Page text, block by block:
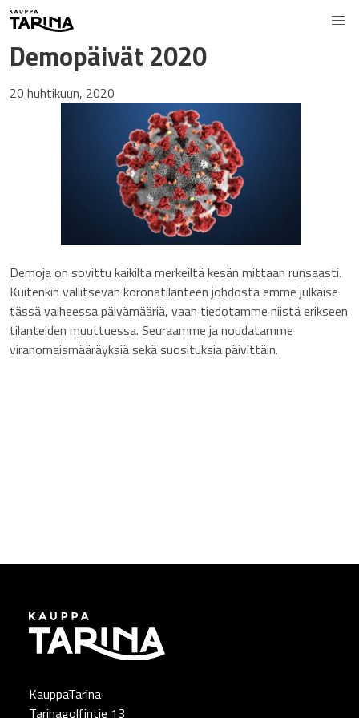
Demopäivät 2020
20 huhtikuun, 2020
Demoja on sovittu kaikilta merkeiltä kesän mittaan runsaasti.
Kuitenkin vallitsevan koronatilanteen johdosta emme julkaise
tässä vaiheessa päivämääriä, vaan tiedotamme niistä erikseen
tilanteiden muuttuessa. Seuraamme ja noudatamme
viranomaismääräyksiä sekä suosituksia päivittäin.
KauppaTarina
Tarinagolfintie 13